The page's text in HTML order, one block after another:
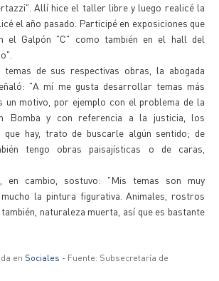
Allí hice el taller libre y luego realicé la
el año pasado. Participé en exposiciones que
el Galpón "C" como también en el hall del
de sus respectivas obras, la abogada
"A mí me gusta desarrollar temas más
un motivo, por ejemplo con el problema de la
Bomba y con referencia a la justicia, los
que hay, trato de buscarle algún sentido; de
tengo obras paisajísticas o de caras,
en cambio, sostuvo: "Mis temas son muy
la pintura figurativa. Animales, rostros
naturaleza muerta, así que es bastante
en Sociales - Fuente: Subsecretaría de